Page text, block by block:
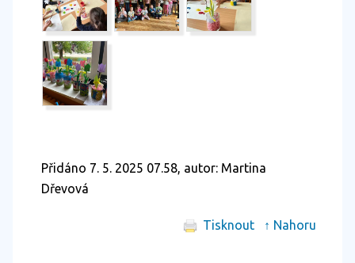
Přidáno 7. 5. 2025 07.58, autor: Martina
Dřevová
Tisknout ↑ Nahoru